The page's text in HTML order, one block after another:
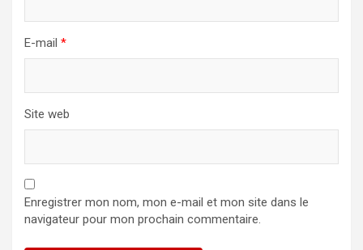
E-mail *
Site web
Enregistrer mon nom, mon e-mail et mon site dans le
navigateur pour mon prochain commentaire.